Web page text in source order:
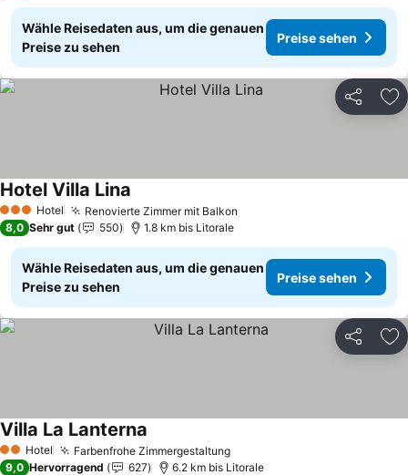
Wähle Reisedaten aus, um die genauen
Preise zu sehen
Preise sehen
Teilen
3 SterneHotel Renovierte Zimmer mit Balkon
Hotel Villa Lina
8,0 Sehr gut 550 1.8 km bis Litorale
Wähle Reisedaten aus, um die genauen
Preise zu sehen
Preise sehen
Teilen
2 Sterne
Hotel Farbenfrohe ZimmergestaltungPreise sehen
Villa La Lanterna
9,0 Hervorragend 627 6.2 km bis Litorale